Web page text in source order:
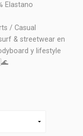
Elastano
/ Casual
& streetwear en
y lifestyle